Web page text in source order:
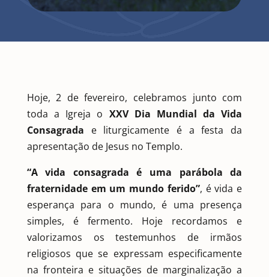
Hoje, 2 de fevereiro, celebramos junto com
toda a Igreja o XXV Dia Mundial da Vida
Consagrada e liturgicamente é a festa da
apresentação de Jesus no Templo.
“A vida consagrada é uma parábola da
fraternidade em um mundo ferido”, é vida e
esperança para o mundo, é uma presença
simples, é fermento. Hoje recordamos e
valorizamos os testemunhos de irmãos
religiosos que se expressam especificamente
na fronteira e situações de marginalização a